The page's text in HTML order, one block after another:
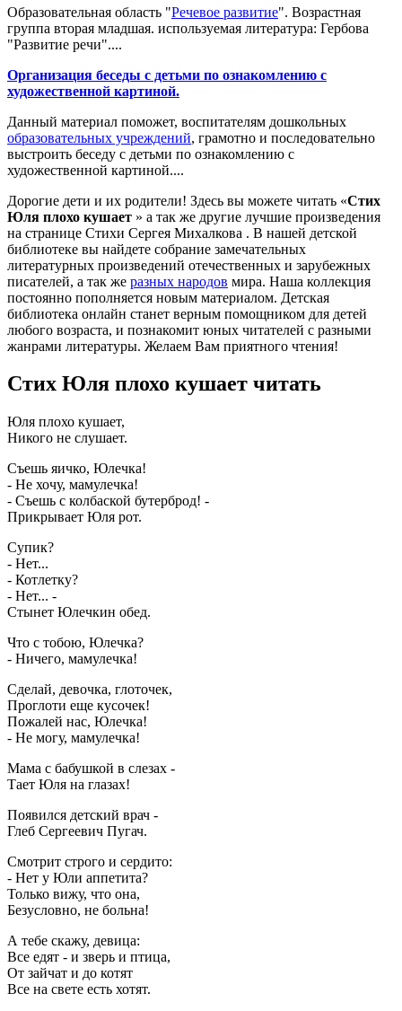
Образовательная область "Речевое развитие". Возрастная
группа вторая младшая. используемая литература: Гербова
"Развитие речи"....
Организация беседы с детьми по ознакомлению с
художественной картиной.
Данный материал поможет, воспитателям дошкольных
образовательных учреждений, грамотно и последовательно
выстроить беседу с детьми по ознакомлению с
художественной картиной....
Дорогие дети и их родители! Здесь вы можете читать «Стих
Юля плохо кушает » а так же другие лучшие произведения
на странице Стихи Сергея Михалкова . В нашей детской
библиотеке вы найдете собрание замечательных
литературных произведений отечественных и зарубежных
писателей, а так же разных народов мира. Наша коллекция
постоянно пополняется новым материалом. Детская
библиотека онлайн станет верным помощником для детей
любого возраста, и познакомит юных читателей с разными
жанрами литературы. Желаем Вам приятного чтения!
Стих Юля плохо кушает читать
Юля плохо кушает,
Никого не слушает.
Съешь яичко, Юлечка!
- Не хочу, мамулечка!
- Съешь с колбаской бутерброд! -
Прикрывает Юля рот.
Супик?
- Нет...
- Котлетку?
- Нет... -
Стынет Юлечкин обед.
Что с тобою, Юлечка?
- Ничего, мамулечка!
Сделай, девочка, глоточек,
Проглоти еще кусочек!
Пожалей нас, Юлечка!
- Не могу, мамулечка!
Мама с бабушкой в слезах -
Тает Юля на глазах!
Появился детский врач -
Глеб Сергеевич Пугач.
Смотрит строго и сердито:
- Нет у Юли аппетита?
Только вижу, что она,
Безусловно, не больна!
А тебе скажу, девица:
Все едят - и зверь и птица,
От зайчат и до котят
Все на свете есть хотят.